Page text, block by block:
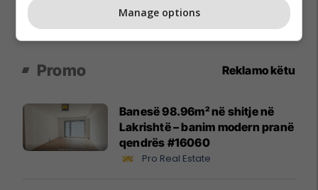
Promo Reklamo këtu
Banesë 98.96m² në shitje në
Lakrishtë – banim modern pranë
qendrës #16060
Pro Real Estate
Manage options